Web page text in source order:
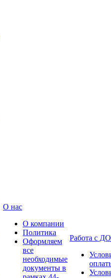
О нас
О компании
Политика
Оформляем
все
необходимые
документы в
Работа с